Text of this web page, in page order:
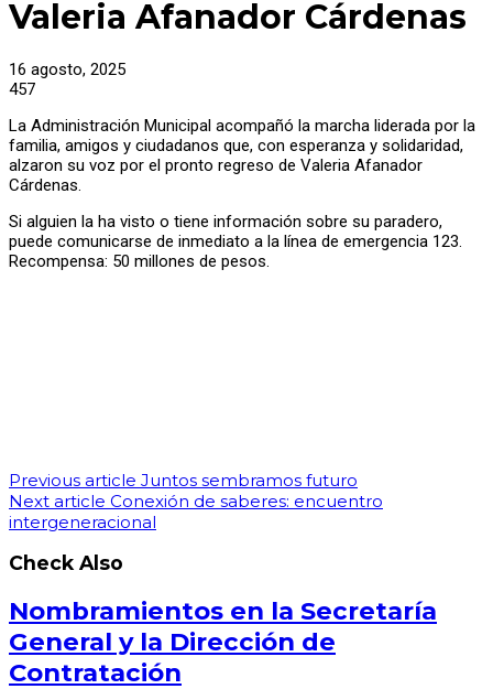
Valeria Afanador Cárdenas
16 agosto, 2025
457
La Administración Municipal acompañó la marcha liderada por la
familia, amigos y ciudadanos que, con esperanza y solidaridad,
alzaron su voz por el pronto regreso de Valeria Afanador
Cárdenas.
Si alguien la ha visto o tiene información sobre su paradero,
puede comunicarse de inmediato a la línea de emergencia 123.
Recompensa: 50 millones de pesos.
Previous article Juntos sembramos futuro
Next article Conexión de saberes: encuentro
intergeneracional
Check Also
Nombramientos en la Secretaría
General y la Dirección de
Contratación